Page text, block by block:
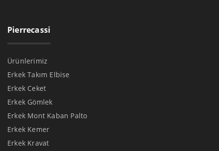
Pierrecassi
Ürünlerimiz
Erkek Takım Elbise
Erkek Ceket
Erkek Gömlek
Erkek Mont Kaban Palto
Erkek Kemer
Erkek Kravat